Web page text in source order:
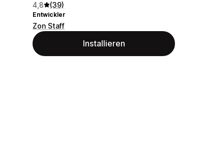
4,8 (39)
Entwickler
Zon Staff
Installieren